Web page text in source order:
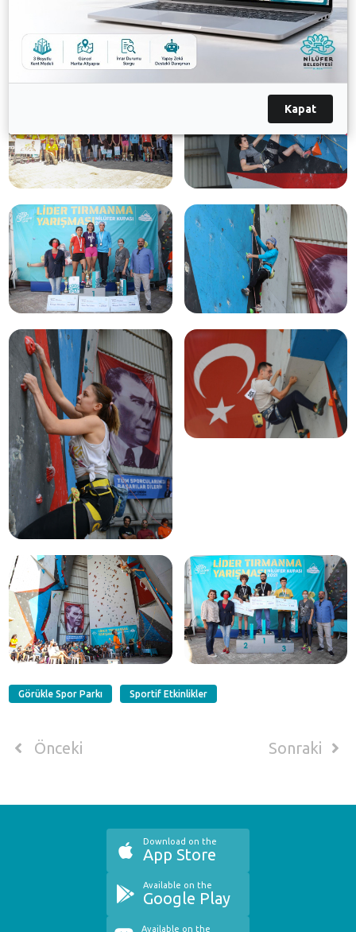
Görükle Spor Parkı Sportif Etkinlikler
Önceki Sonraki
Download on the
App Store
Available on the
Google Play
Available on the
Kapat